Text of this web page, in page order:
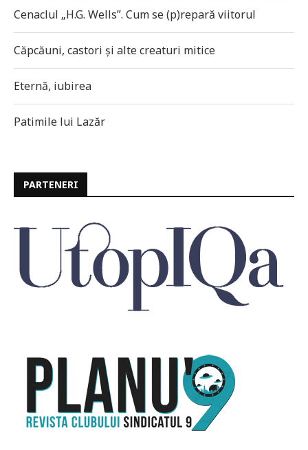
Cenaclul „H.G. Wells”. Cum se (p)repară viitorul
Căpcăuni, castori și alte creaturi mitice
Eternă, iubirea
Patimile lui Lazăr
PARTENERI